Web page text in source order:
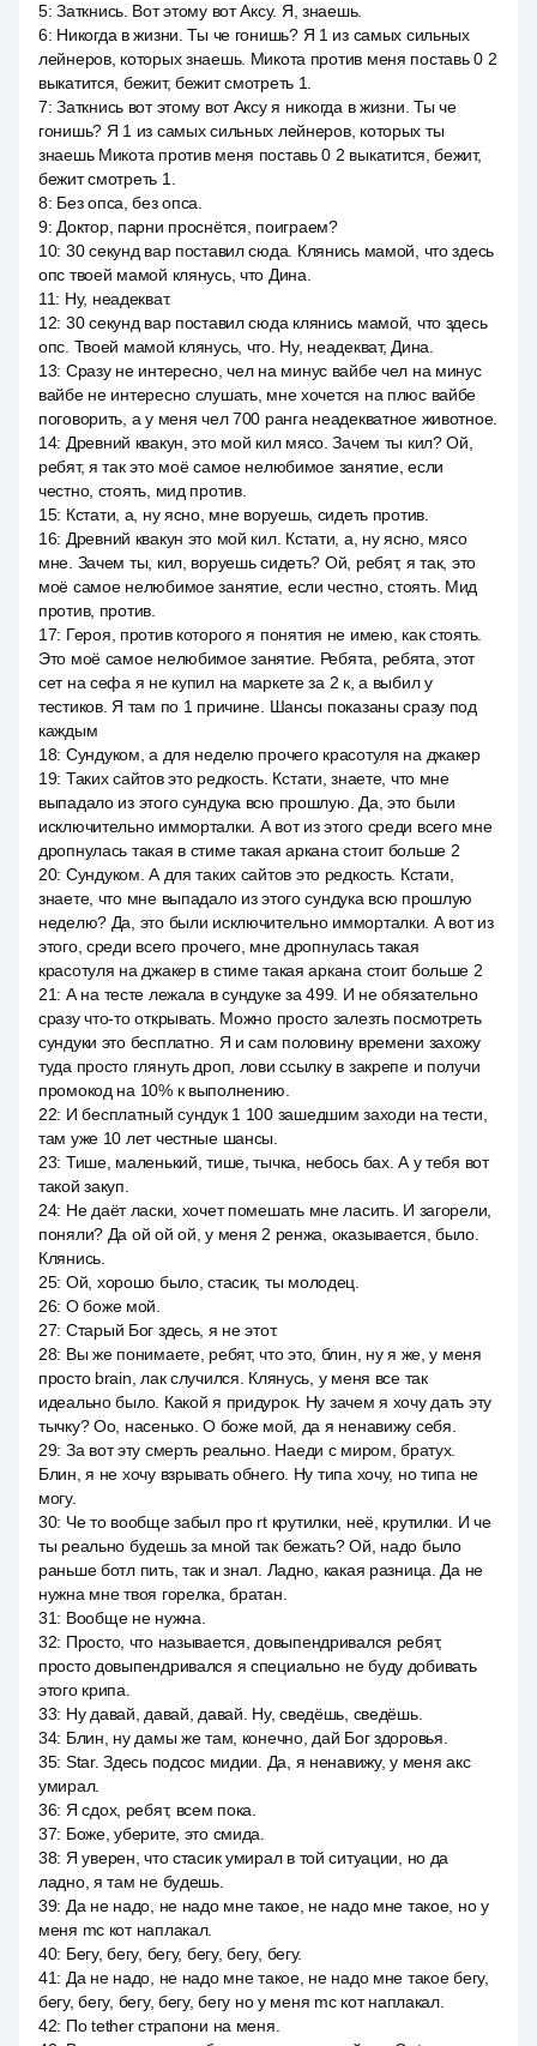
5:Заткнись. Вот этому вот Аксу. Я, знаешь.
6: Никогда в жизни. Ты че гонишь? Я 1 из самых сильных
лейнеров, которых знаешь. Микота против меня поставь 0 2
выкатится, бежит, бежит смотреть 1.
7:Заткнись вот этому вот Аксу я никогда в жизни. Ты че
гонишь? Я 1 из самых сильных лейнеров, которых ты
знаешь Микота против меня поставь 0 2 выкатится, бежит,
бежит смотреть 1.
8: Без опса, без опса.
9: Доктор, парни проснётся, поиграем?
10: 30 секунд вар поставил сюда. Клянись мамой, что здесь
опс твоей мамой клянусь, что Дина.
11: Ну, неадекват.
12: 30 секунд вар поставил сюда клянись мамой, что здесь
опс. Твоей мамой клянусь, что. Ну, неадекват, Дина.
13: Сразу не интересно, чел на минус вайбе чел на минус
вайбе не интересно слушать, мне хочется на плюс вайбе
поговорить, а у меня чел 700 ранга неадекватное животное.
14: Древний квакун, это мой кил мясо. Зачем ты кил? Ой,
ребят, я так это моё самое нелюбимое занятие, если
честно, стоять, мид против.
15: Кстати, а, ну ясно, мне воруешь, сидеть против.
16: Древний квакун это мой кил. Кстати, а, ну ясно, мясо
мне. Зачем ты, кил, воруешь сидеть? Ой, ребят, я так, это
моё самое нелюбимое занятие, если честно, стоять. Мид
против, против.
17: Героя, против которого я понятия не имею, как стоять.
Это моё самое нелюбимое занятие. Ребята, ребята, этот
сет на сефа я не купил на маркете за 2 к, а выбил у
тестиков. Я там по 1 причине. Шансы показаны сразу под
каждым
18: Сундуком, а для неделю прочего красотуля на джакер
19: Таких сайтов это редкость. Кстати, знаете, что мне
выпадало из этого сундука всю прошлую. Да, это были
исключительно имморталки. А вот из этого среди всего мне
дропнулась такая в стиме такая аркана стоит больше 2
20: Сундуком. А для таких сайтов это редкость. Кстати,
знаете, что мне выпадало из этого сундука всю прошлую
неделю? Да, это были исключительно имморталки. А вот из
этого, среди всего прочего, мне дропнулась такая
красотуля на джакер в стиме такая аркана стоит больше 2
21: А на тесте лежала в сундуке за 499. И не обязательно
сразу что-то открывать. Можно просто залезть посмотреть
сундуки это бесплатно. Я и сам половину времени захожу
туда просто глянуть дроп, лови ссылку в закрепе и получи
промокод на 10% к выполнению.
22: И бесплатный сундук 1 100 зашедшим заходи на тести,
там уже 10 лет честные шансы.
23: Тише, маленький, тише, тычка, небось бах. А у тебя вот
такой закуп.
24: Не даёт ласки, хочет помешать мне ласить. И загорели,
поняли? Да ой ой ой, у меня 2 ренжа, оказывается, было.
Клянись.
25: Ой, хорошо было, стасик, ты молодец.
26: О боже мой.
27: Старый Бог здесь, я не этот.
28: Вы же понимаете, ребят, что это, блин, ну я же, у меня
просто brain, лак случился. Клянусь, у меня все так
идеально было. Какой я придурок. Ну зачем я хочу дать эту
тычку? Оо, насенько. О боже мой, да я ненавижу себя.
29: За вот эту смерть реально. Наеди с миром, братух.
Блин, я не хочу взрывать обнего. Ну типа хочу, но типа не
могу.
30: Че то вообще забыл про rt крутилки, неё, крутилки. И че
ты реально будешь за мной так бежать? Ой, надо было
раньше ботл пить, так и знал. Ладно, какая разница. Да не
нужна мне твоя горелка, братан.
31: Вообще не нужна.
32: Просто, что называется, довыпендривался ребят,
просто довыпендривался я специально не буду добивать
этого крипа.
33: Ну давай, давай, давай. Ну, сведёшь, сведёшь.
34: Блин, ну дамы же там, конечно, дай Бог здоровья.
35: Star. Здесь подсос мидии. Да, я ненавижу, у меня акс
умирал.
36: Я сдох, ребят, всем пока.
37: Боже, уберите, это смида.
38: Я уверен, что стасик умирал в той ситуации, но да
ладно, я там не будешь.
39: Да не надо, не надо мне такое, не надо мне такое, но у
меня mc кот наплакал.
40: Бегу, бегу, бегу, бегу, бегу, бегу.
41: Да не надо, не надо мне такое, не надо мне такое бегу,
бегу, бегу, бегу, бегу, бегу но у меня mc кот наплакал.
42: По tether страпони на меня.